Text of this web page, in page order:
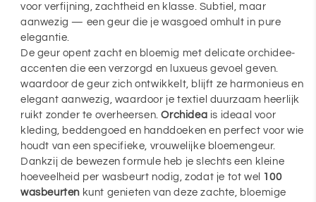
voor verfijning, zachtheid en klasse. Subtiel, maar
aanwezig — een geur die je wasgoed omhult in pure
elegantie.
De geur opent zacht en bloemig met delicate orchidee-
accenten die een verzorgd en luxueus gevoel geven.
waardoor de geur zich ontwikkelt, blijft ze harmonieus en
elegant aanwezig, waardoor je textiel duurzaam heerlijk
ruikt zonder te overheersen.Orchidea is ideaal voor
kleding, beddengoed en handdoeken en perfect voor wie
houdt van een specifieke, vrouwelijke bloemengeur.
Dankzij de bewezen formule heb je slechts een kleine
hoeveelheid per wasbeurt nodig, zodat je tot wel 100
wasbeurten kunt genieten van deze zachte, bloemige